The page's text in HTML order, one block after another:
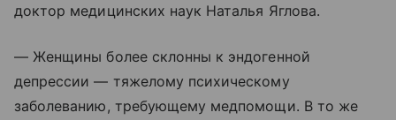
доктор медицинских наук Наталья Яглова.
— Женщины более склонны к эндогенной
депрессии — тяжелому психическому
заболеванию, требующему медпомощи. В то же